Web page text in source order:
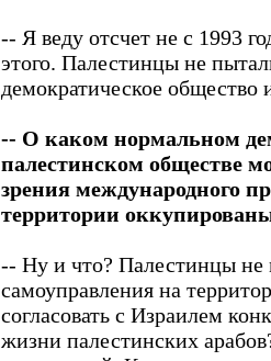
-- Я веду отсчет не с 1993
этого. Палестинцы не
демократическое общество
-- О каком нормальном
палестинском обществе
зрения международного
территории
-- Ну и что? Палестинцы не
самоуправления на
согласовать с Израилем
жизни палестинских